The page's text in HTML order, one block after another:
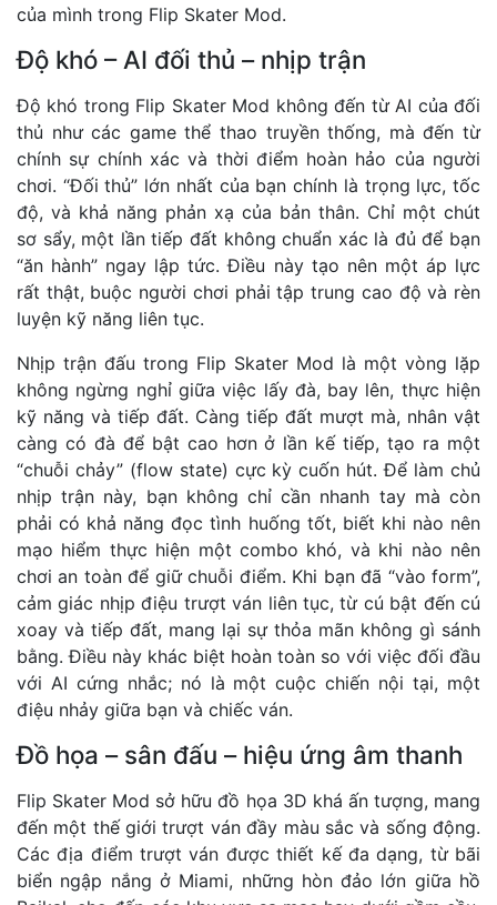
của mình trong Flip Skater Mod.
Độ khó – AI đối thủ – nhịp trận
Độ khó trong Flip Skater Mod không đến từ AI của đối
thủ như các game thể thao truyền thống, mà đến từ
chính sự chính xác và thời điểm hoàn hảo của người
chơi. “Đối thủ” lớn nhất của bạn chính là trọng lực, tốc
độ, và khả năng phản xạ của bản thân. Chỉ một chút
sơ sẩy, một lần tiếp đất không chuẩn xác là đủ để bạn
“ăn hành” ngay lập tức. Điều này tạo nên một áp lực
rất thật, buộc người chơi phải tập trung cao độ và rèn
luyện kỹ năng liên tục.
Nhịp trận đấu trong Flip Skater Mod là một vòng lặp
không ngừng nghỉ giữa việc lấy đà, bay lên, thực hiện
kỹ năng và tiếp đất. Càng tiếp đất mượt mà, nhân vật
càng có đà để bật cao hơn ở lần kế tiếp, tạo ra một
“chuỗi chảy” (flow state) cực kỳ cuốn hút. Để làm chủ
nhịp trận này, bạn không chỉ cần nhanh tay mà còn
phải có khả năng đọc tình huống tốt, biết khi nào nên
mạo hiểm thực hiện một combo khó, và khi nào nên
chơi an toàn để giữ chuỗi điểm. Khi bạn đã “vào form”,
cảm giác nhịp điệu trượt ván liên tục, từ cú bật đến cú
xoay và tiếp đất, mang lại sự thỏa mãn không gì sánh
bằng. Điều này khác biệt hoàn toàn so với việc đối đầu
với AI cứng nhắc; nó là một cuộc chiến nội tại, một
điệu nhảy giữa bạn và chiếc ván.
Đồ họa – sân đấu – hiệu ứng âm thanh
Flip Skater Mod sở hữu đồ họa 3D khá ấn tượng, mang
đến một thế giới trượt ván đầy màu sắc và sống động.
Các địa điểm trượt ván được thiết kế đa dạng, từ bãi
biển ngập nắng ở Miami, những hòn đảo lớn giữa hồ